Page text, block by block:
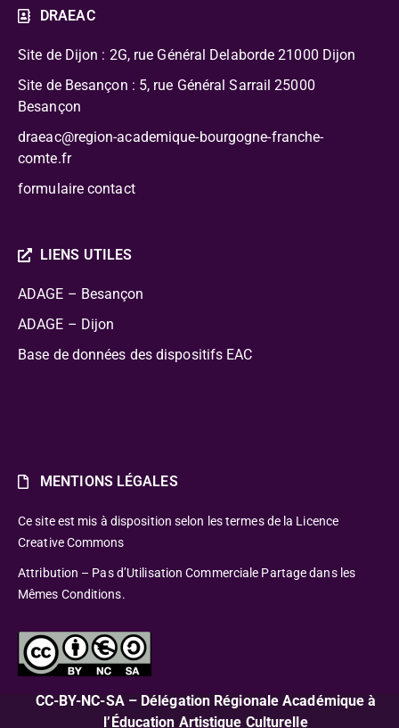
DRAEAC
Site de Dijon : 2G, rue Général Delaborde 21000 Dijon
Site de Besançon : 5, rue Général Sarrail 25000
Besançon
draeac@region-academique-bourgogne-franche-
comte.fr
formulaire contact
LIENS UTILES
ADAGE – Besançon
ADAGE – Dijon
Base de données des dispositifs EAC
MENTIONS LÉGALES
Ce site est mis à disposition selon les termes de la Licence
Creative Commons
Attribution – Pas d’Utilisation Commerciale Partage dans les
Mêmes Conditions.
CC-BY-NC-SA – Délégation Régionale Académique à
l’Éducation Artistique Culturelle